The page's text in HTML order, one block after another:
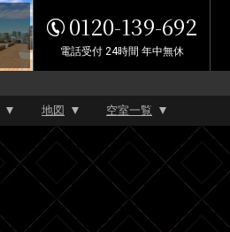
0120-139-692
電話受付 24時間 年中無休
地図 空室一覧